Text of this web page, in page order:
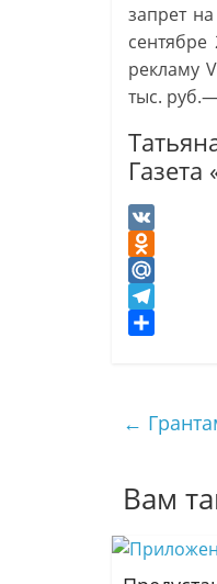
запрет
рекламу
тыс.
V
K
O
d
n
a
n
k
M
a
R
T
g
m
р
и
ь
←
Вам